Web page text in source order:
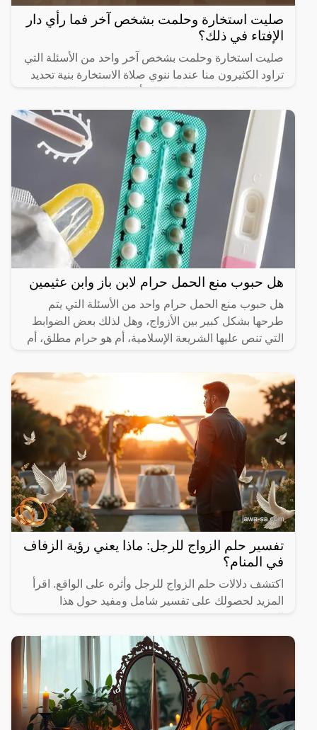
صليت استخارة وحلمت بشخص آخر فما رأي دار
الإفتاء في ذلك؟
صليت استخارة وحلمت بشخص آخر واحد من الأسئلة التي
تراود الكثيرون منا عندما ننوي صلاة الاستخارة بنية تحديد
ويهتم
هل حبوب منع الحمل حرام لابن باز وابن عثيمين
هل حبوب منع الحمل حرام واحد من الأسئلة التي يتم
طرحها بشكل كبير بين الأزواج، وهل لذلك بعض الضوابط
التي تنص عليها الشريعة الإسلامية، أم هو حرام مطلق، أم
تفسير حلم الزواج للرجل: ماذا يعني رؤية الزفاف
في المنام؟
اكتشف دلالات حلم الزواج للرجل وأثره على الواقع. اقرأ
المزيد لحصولك على تفسير شامل ومفيد حول هذا